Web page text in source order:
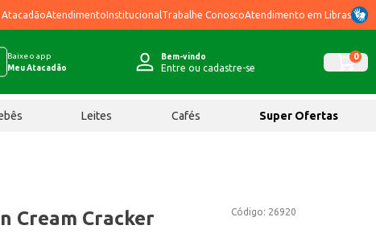
AtendimentoInstitucional Trabalhe ConoscoAtendimento em Libras
Baixe o app
Meu Atacadão
Bem-vindo
Entre ou cadastre-se
0
Leites Cafés Super Ofertas
Código: 26920
Cream Cracker